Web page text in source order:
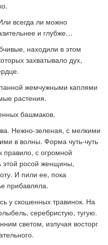
всегда ли можно
и глубже…
находили в этом
захватывало дух,
жемчужными каплями
растения.
башмаков.
Нежно-зеленая, с мелкими
в волны. Форма чуть-чуть
правило, с огромной
этой росой женщины,
И пили ее, пока
прибавляла.
у скошенных травинок. На
серебристую, тугую.
светом, излучая восторг